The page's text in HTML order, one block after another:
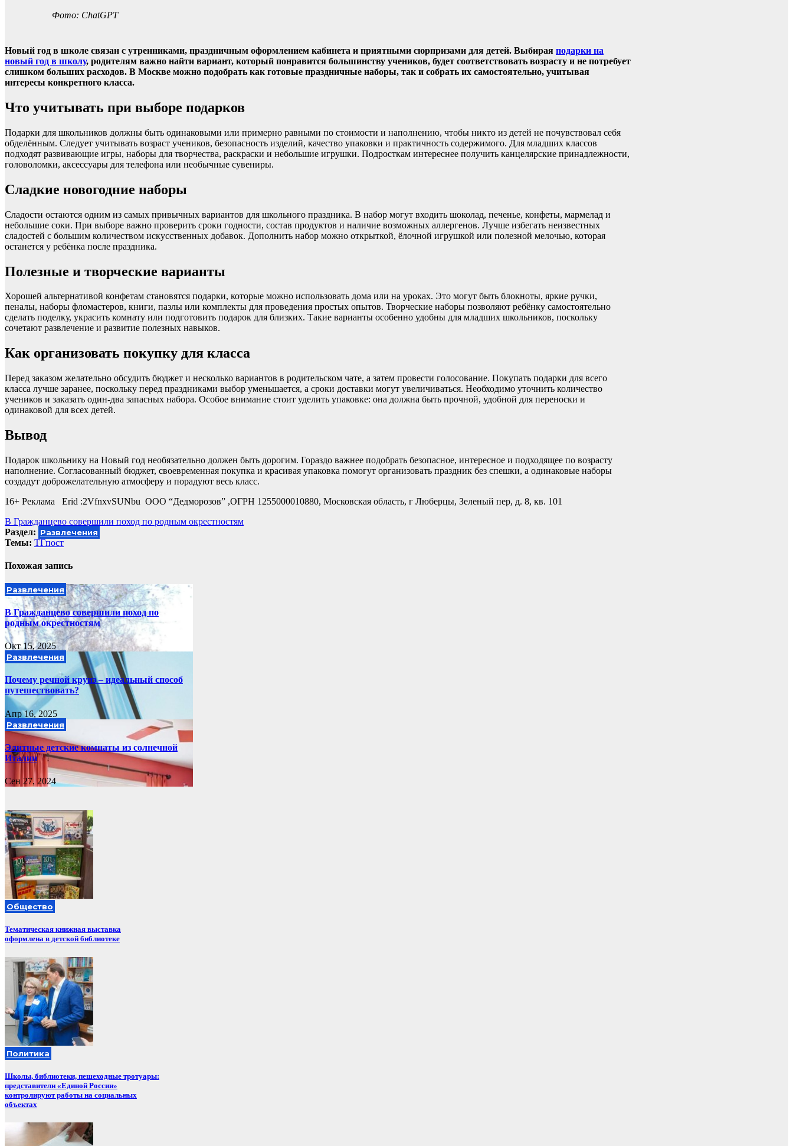
Фото: СhatGPT
Новый год в школе связан с утренниками, праздничным оформлением кабинета и приятными сюрпризами для детей. Выбирая подарки на
новый год в школу, родителям важно найти вариант, который понравится большинству учеников, будет соответствовать возрасту и не потребует
слишком больших расходов. В Москве можно подобрать как готовые праздничные наборы, так и собрать их самостоятельно, учитывая
интересы конкретного класса.
Что учитывать при выборе подарков
Подарки для школьников должны быть одинаковыми или примерно равными по стоимости и наполнению, чтобы никто из детей не почувствовал себя
обделённым. Следует учитывать возраст учеников, безопасность изделий, качество упаковки и практичность содержимого. Для младших классов
подходят развивающие игры, наборы для творчества, раскраски и небольшие игрушки. Подросткам интереснее получить канцелярские принадлежности,
головоломки, аксессуары для телефона или необычные сувениры.
Сладкие новогодние наборы
Сладости остаются одним из самых привычных вариантов для школьного праздника. В набор могут входить шоколад, печенье, конфеты, мармелад и
небольшие соки. При выборе важно проверить сроки годности, состав продуктов и наличие возможных аллергенов. Лучше избегать неизвестных
сладостей с большим количеством искусственных добавок. Дополнить набор можно открыткой, ёлочной игрушкой или полезной мелочью, которая
останется у ребёнка после праздника.
Полезные и творческие варианты
Хорошей альтернативой конфетам становятся подарки, которые можно использовать дома или на уроках. Это могут быть блокноты, яркие ручки,
пеналы, наборы фломастеров, книги, пазлы или комплекты для проведения простых опытов. Творческие наборы позволяют ребёнку самостоятельно
сделать поделку, украсить комнату или подготовить подарок для близких. Такие варианты особенно удобны для младших школьников, поскольку
сочетают развлечение и развитие полезных навыков.
Как организовать покупку для класса
Перед заказом желательно обсудить бюджет и несколько вариантов в родительском чате, а затем провести голосование. Покупать подарки для всего
класса лучше заранее, поскольку перед праздниками выбор уменьшается, а сроки доставки могут увеличиваться. Необходимо уточнить количество
учеников и заказать один-два запасных набора. Особое внимание стоит уделить упаковке: она должна быть прочной, удобной для переноски и
одинаковой для всех детей.
Вывод
Подарок школьнику на Новый год необязательно должен быть дорогим. Гораздо важнее подобрать безопасное, интересное и подходящее по возрасту
наполнение. Согласованный бюджет, своевременная покупка и красивая упаковка помогут организовать праздник без спешки, а одинаковые наборы
создадут доброжелательную атмосферу и порадуют весь класс.
16+ Реклама Erid :2VfnxvSUNbu ООО “Дедморозов” ,ОГРН 1255000010880, Московская область, г Люберцы, Зеленый пер, д. 8, кв. 101
Навигация
по
В Гражданцево совершили поход по родным окрестностям
Раздел: Развлечения
Темы: ТГпост
Похожая запись
Развлечения
В Гражданцево совершили поход по
родным окрестностям
Окт 15, 2025
Развлечения
Почему речной круиз – идеальный способ
путешествовать?
Апр 16, 2025
Развлечения
Элитные детские комнаты из солнечной
Италии
Сен 27, 2024
Общество
Тематическая книжная выставка
оформлена в детской библиотеке
Политика
Школы, библиотеки, пешеходные тротуары:
представители «Единой России»
контролируют работы на социальных
объектах